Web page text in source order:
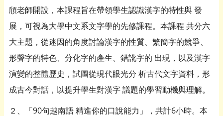
頎老師開設，本課程旨在帶領學生認識漢字的特性與 發
展，可視為大學中文系文字學的先修課程。本課程 共分六
大主題，從迷因的角度討論漢字的性質、繁簡字的競爭、
形聲字的特色、分化字的產生、錯訛字的 出現，以及漢字
演變的整體歷史，試圖從現代眼光分 析古代文字資料，形
成古今對話，以提升學生對漢字 議題的學習動機與理解。
２、「90句越南語 精進你的口說能力」，共計6小時。本